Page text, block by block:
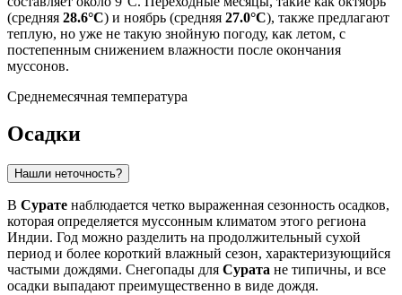
(средняя 28.6°C) и ноябрь (средняя 27.0°C), также предлагают
теплую, но уже не такую знойную погоду, как летом, с
постепенным снижением влажности после окончания
муссонов.
Среднемесячная температура
Осадки
Нашли неточность?
В Сурате наблюдается четко выраженная сезонность осадков,
которая определяется муссонным климатом этого региона
Индии. Год можно разделить на продолжительный сухой
период и более короткий влажный сезон, характеризующийся
частыми дождями. Снегопады для Сурата не типичны, и все
осадки выпадают преимущественно в виде дождя.